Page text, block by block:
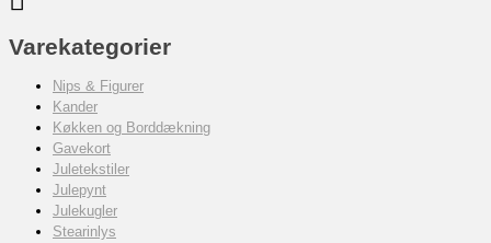
Varekategorier
Nips & Figurer
Kander
Køkken og Borddækning
Gavekort
Juletekstiler
Julepynt
Julekugler
Stearinlys